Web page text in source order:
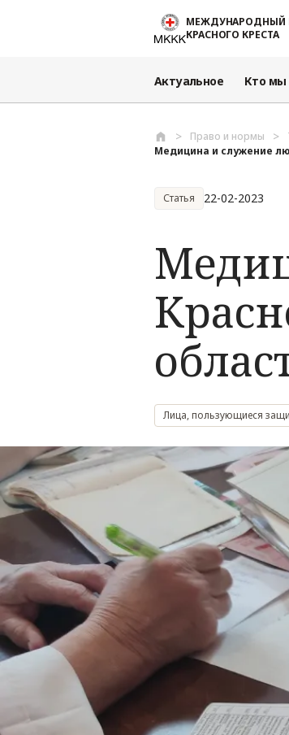
Перейти к основному содержаниюМЕЖДУНАРОДНЫЙ
КРАСНОГО КРЕСТА
Актуальное Кто мы
Право и нормы
Медицина и служение
Статья 22-02-2023
Лица, пользующиеся